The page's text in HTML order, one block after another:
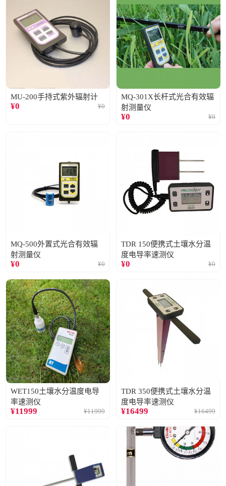
MU-200手持式紫外辐射计
¥0 ¥0
MQ-301X长杆式光合有效辐
射测量仪
¥0 ¥0
MQ-500外置式光合有效辐
射测量仪
¥0 ¥0
TDR 150便携式土壤水分温
度电导率速测仪
¥0 ¥0
WET150土壤水分温度电导
率速测仪
¥11999 ¥11999
TDR 350便携式土壤水分温
度电导率速测仪
¥16499 ¥16499